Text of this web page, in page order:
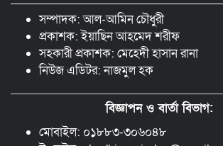
ফয়জুন্নেসা চৌধুরানী
এম. আব্দুল কাইয়ুম
সম্পাদক: আল-আমিন চৌধুরী
প্রকাশক: ইয়াছিন আহমেদ শরীফ
সহকারী প্রকাশক: মেহেদী হাসান রানা
নিউজ এডিটর: নাজমুল হক
বিজ্ঞাপন ও বার্তা বিভাগ:
মোবাইল: ০১৮৮৩-৩০৬০৪৮